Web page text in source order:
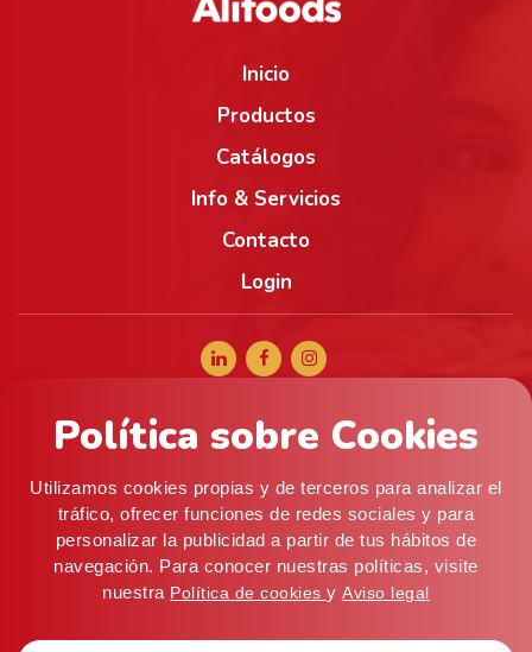
Política sobre Cookies
Utilizamos cookies propias y de terceros para analizar el
tráfico, ofrecer funciones de redes sociales y para
personalizar la publicidad a partir de tus hábitos de
navegación. Para conocer nuestras políticas, visite
nuestra Política de cookiesyAviso legal
Inicio
Productos
Catálogos
Info & Servicios
Contacto
Login
+34 965 056 040
C/ Artes Graficas, 5, 03008 Alicante (ESPAÑA) ·
Almacén: c/ Mistral, 9 (P. I. Pla de la Vallonga), 03006
Alicante